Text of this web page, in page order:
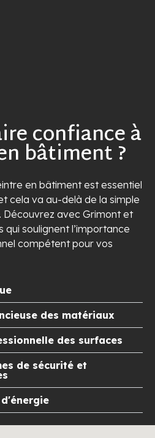
confiance à
bâtiment ?
en bâtiment est essentiel
cela va au-delà de la simple
Découvrez avec Grimont et
qui soulignent l’importance
compétent pour vos
des matériaux
des surfaces
de sécurité et